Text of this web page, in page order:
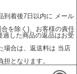
着後7日以内に メール
を除く)、お客様の責任
した商品の返品はお受
場合は、返送料は 当店
となります。